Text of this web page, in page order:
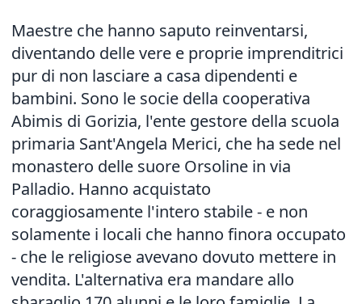
Maestre che hanno saputo reinventarsi,
diventando delle vere e proprie imprenditrici
pur di non lasciare a casa dipendenti e
bambini. Sono le socie della cooperativa
Abimis di Gorizia, l'ente gestore della scuola
primaria Sant'Angela Merici, che ha sede nel
monastero delle suore Orsoline in via
Palladio. Hanno acquistato
coraggiosamente l'intero stabile - e non
solamente i locali che hanno finora occupato
- che le religiose avevano dovuto mettere in
vendita. L'alternativa era mandare allo